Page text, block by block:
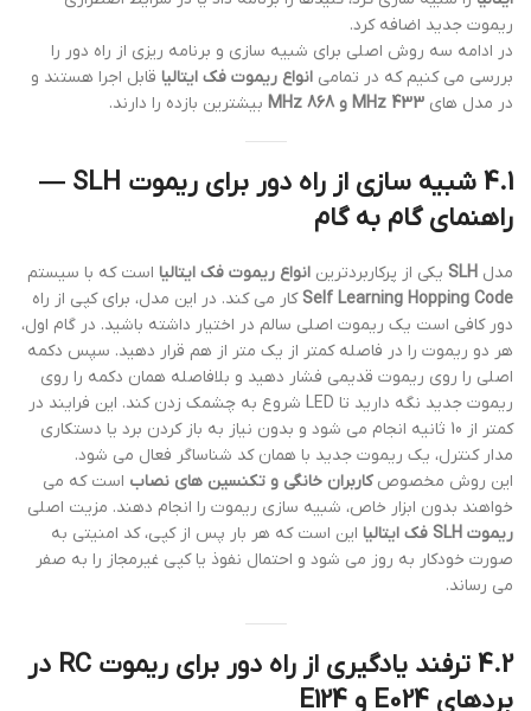
ریموت جدید اضافه کرد.
در ادامه سه روش اصلی برای شبیه سازی و برنامه ریزی از راه دور را
بررسی می کنیم که در تمامی انواع ریموت فک ایتالیا قابل اجرا هستند و
در مدل های 433 MHz و 868 MHz بیشترین بازده را دارند.
4.1 شبیه سازی از راه دور برای ریموت SLH
—
راهنمای گام به گام
مدل SLH یکی از پرکاربردترین انواع ریموت فک ایتالیا است که با سیستم
Self Learning Hopping Codeکار می کند. در این مدل، برای کپی از راه
دور کافی است یک ریموت اصلی سالم در اختیار داشته باشید. در گام اول،
هر دو ریموت را در فاصله کمتر از یک متر از هم قرار دهید. سپس دکمه
اصلی را روی ریموت قدیمی فشار دهید و بلافاصله همان دکمه را روی
ریموت جدید نگه دارید تا LED شروع به چشمک زدن کند. این فرایند در
کمتر از 10 ثانیه انجام می شود و بدون نیاز به باز کردن برد یا دستکاری
مدار کنترل، یک ریموت جدید با همان کد شناساگر فعال می شود.
این روش مخصوصکاربران خانگی و تکنسین های نصاب است که می
خواهند بدون ابزار خاص، شبیه سازی ریموت را انجام دهند. مزیت اصلی
ریموت SLH فک ایتالیا
این است که هر بار پس از کپی، کد امنیتی به
صورت خودکار به روز می شود و احتمال نفوذ یا کپی غیرمجاز را به صفر
می رساند.
4.2 ترفند یادگیری از راه دور برای ریموت RC
در
بردهای E024 و E124